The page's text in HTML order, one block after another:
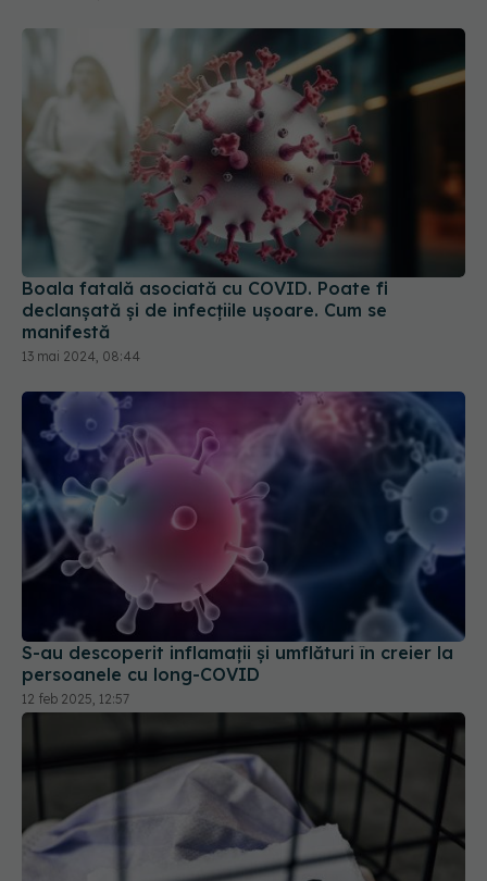
Boala fatală asociată cu COVID. Poate fi
declanșată și de infecțiile ușoare. Cum se
manifestă
13 mai 2024, 08:44
S-au descoperit inflamaţii și umflături în creier la
persoanele cu long-COVID
12 feb 2025, 12:57